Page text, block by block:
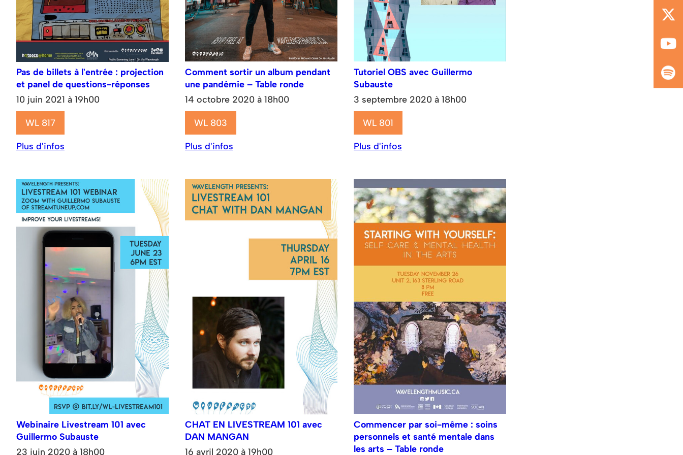
Pas de billets à l'entrée : projection
et panel de questions-réponses
10 juin 2021 à 19h00
WL 817
Plus d'infos
Comment sortir un album pendant
une pandémie – Table ronde
14 octobre 2020 à 18h00
WL 803
Plus d'infos
Tutoriel OBS avec Guillermo
Subauste
3 septembre 2020 à 18h00
WL 801
Plus d'infos
Webinaire Livestream 101 avec
Guillermo Subauste
23 juin 2020 à 18h00
CHAT EN LIVESTREAM 101 avec
DAN MANGAN
16 avril 2020 à 19h00
Commencer par soi-même : soins
personnels et santé mentale dans
les arts – Table ronde